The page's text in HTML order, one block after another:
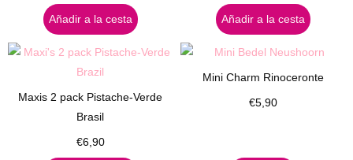
Añadir a la cesta Añadir a la cesta
Maxis 2 pack Pistache-Verde
Brasil
€6,90
Mini Charm Rinoceronte
€5,90